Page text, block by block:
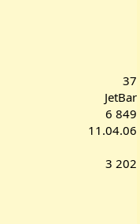
37
JetBar
6 849
11.04.06
3 202